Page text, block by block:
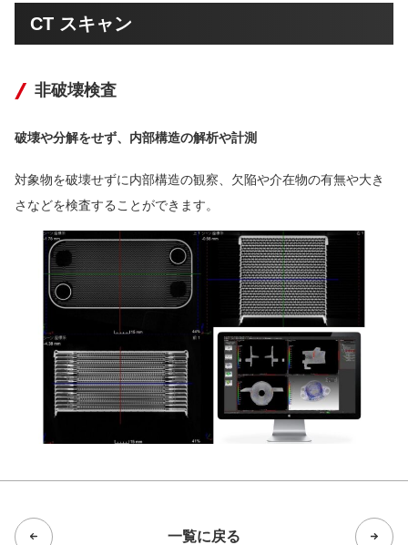
CT スキャン
非破壊検査
破壊や分解をせず、内部構造の解析や計測
対象物を破壊せずに内部構造の観察、欠陥や介在物の有無や大き
さなどを検査することができます。
一覧に戻る